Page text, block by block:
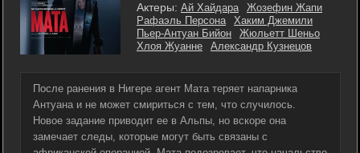
Актеры: Ай Хайдара
Жозефин Жапи
Рафаэль Персона
Хаким Джемили
Пьер-Антуан Бийон
Жюльетт Шеньо
Хлоя Жуанне
Александр Кузнецов
После ранения в Нигере агент Мата теряет напарника
Антуана и не может смириться с тем, что случилось.
Новое задание приводит ее в Альпы, но вскоре она
замечает следы, которые могут быть связаны с